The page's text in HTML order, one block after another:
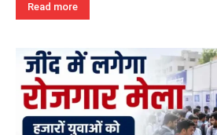
Read more